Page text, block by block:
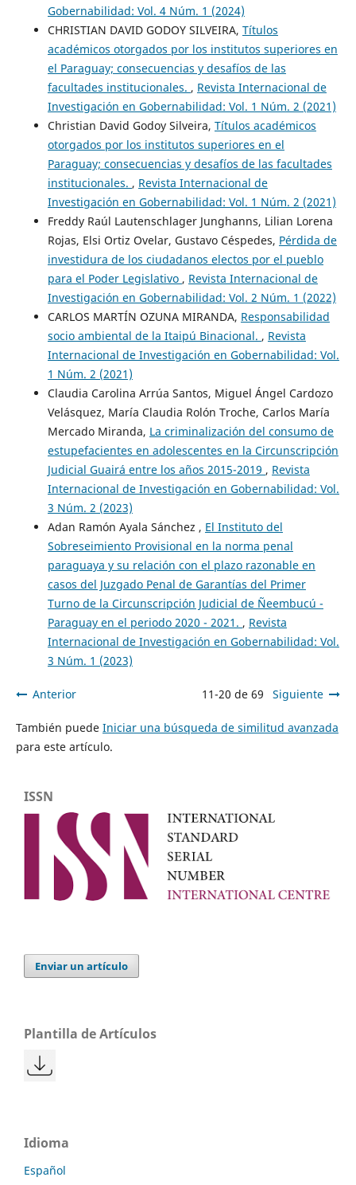
Gobernabilidad: Vol. 4 Núm. 1 (2024)
CHRISTIAN DAVID GODOY SILVEIRA, Títulos
académicos otorgados por los institutos superiores en
el Paraguay; consecuencias y desafíos de las
facultades institucionales. , Revista Internacional de
Investigación en Gobernabilidad: Vol. 1 Núm. 2 (2021)
Christian David Godoy Silveira, Títulos académicos
otorgados por los institutos superiores en el
Paraguay; consecuencias y desafíos de las facultades
institucionales. , Revista Internacional de
Investigación en Gobernabilidad: Vol. 1 Núm. 2 (2021)
Freddy Raúl Lautenschlager Junghanns, Lilian Lorena
Rojas, Elsi Ortiz Ovelar, Gustavo Céspedes, Pérdida de
investidura de los ciudadanos electos por el pueblo
para el Poder Legislativo , Revista Internacional de
Investigación en Gobernabilidad: Vol. 2 Núm. 1 (2022)
CARLOS MARTÍN OZUNA MIRANDA, Responsabilidad
socio ambiental de la Itaipú Binacional. , Revista
Internacional de Investigación en Gobernabilidad: Vol.
1 Núm. 2 (2021)
Claudia Carolina Arrúa Santos, Miguel Ángel Cardozo
Velásquez, María Claudia Rolón Troche, Carlos María
Mercado Miranda, La criminalización del consumo de
estupefacientes en adolescentes en la Circunscripción
Judicial Guairá entre los años 2015-2019 , Revista
Internacional de Investigación en Gobernabilidad: Vol.
3 Núm. 2 (2023)
Adan Ramón Ayala Sánchez , El Instituto del
Sobreseimiento Provisional en la norma penal
paraguaya y su relación con el plazo razonable en
casos del Juzgado Penal de Garantías del Primer
Turno de la Circunscripción Judicial de Ñeembucú -
Paraguay en el periodo 2020 - 2021. , Revista
Internacional de Investigación en Gobernabilidad: Vol.
3 Núm. 1 (2023)
Anterior 11-20 de 69 Siguiente
También puede Iniciar una búsqueda de similitud avanzada
para este artículo.
ISSN
Enviar un artículo
Plantilla de Artículos
Idioma
Español